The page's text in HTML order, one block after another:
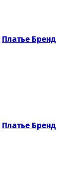
Платье Бренд
Платье Бренд